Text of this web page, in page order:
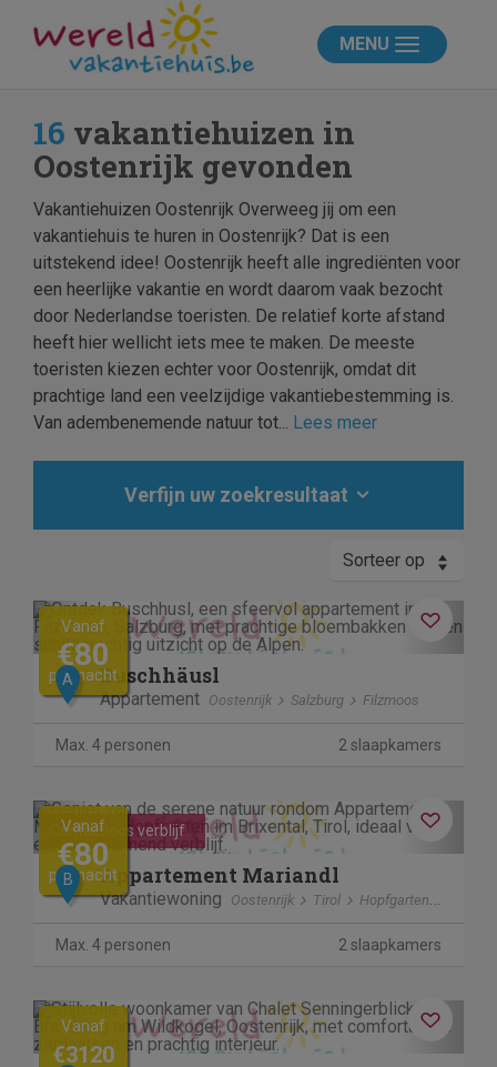
MENU
16 vakantiehuizen in
Oostenrijk gevonden
Vakantiehuizen Oostenrijk Overweeg jij om een
vakantiehuis te huren in Oostenrijk? Dat is een
uitstekend idee! Oostenrijk heeft alle ingrediënten voor
een heerlijke vakantie en wordt daarom vaak bezocht
door Nederlandse toeristen. De relatief korte afstand
heeft hier wellicht iets mee te maken. De meeste
toeristen kiezen echter voor Oostenrijk, omdat dit
prachtige land een veelzijdige vakantiebestemming is.
Van adembenemende natuur tot... Lees meer
Verfijn uw zoekresultaat
Sorteer op
Previous Next
Vanaf
€80
per nacht
A Buschhäusl
Appartement Oostenrijk Salzburg Filzmoos
Max. 4 personen 2 slaapkamers
Previous Next
Contactloos verblijf
Vanaf
€80
per nacht
B Appartement Mariandl
Vakantiewoning Oostenrijk Tirol Hopfgarten im Brixental
Max. 4 personen 2 slaapkamers
Previous Next
Vanaf
€3120